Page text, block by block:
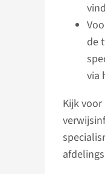
de
via
Kijk